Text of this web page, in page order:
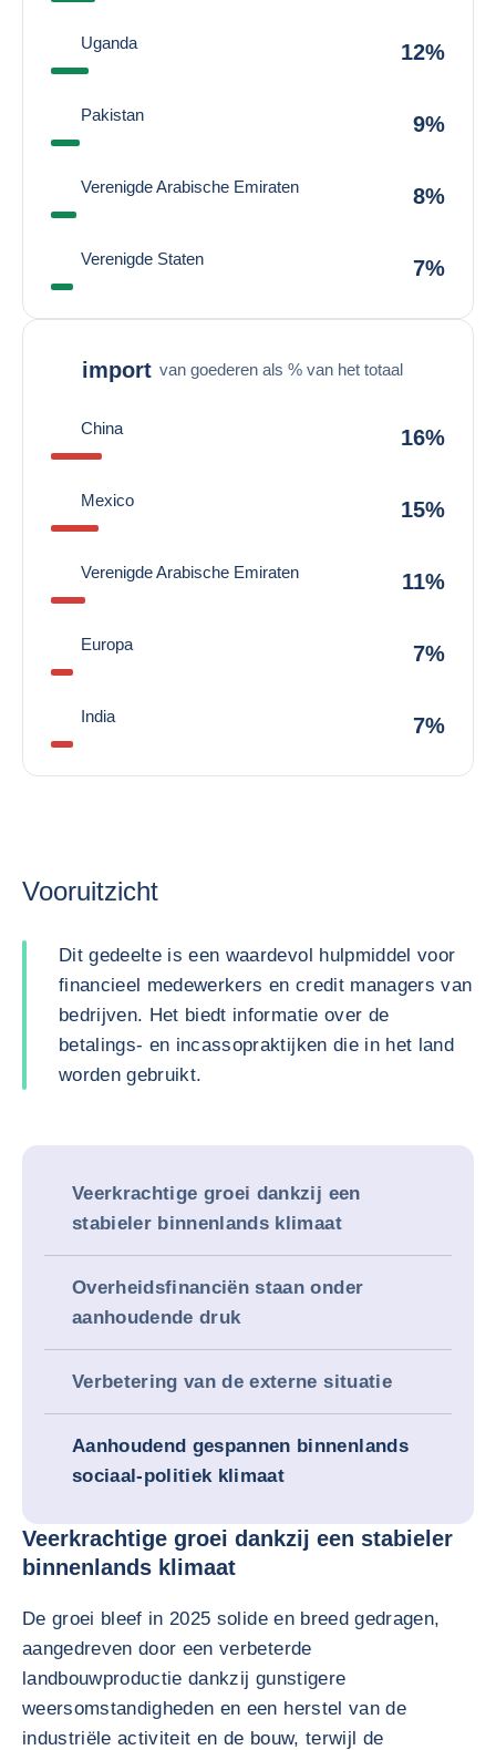
Uganda 12%
Pakistan 9%
Verenigde Arabische Emiraten 8%
Verenigde Staten 7%
import van goederen als % van het totaal
China 16%
Mexico 15%
Verenigde Arabische Emiraten 11%
Europa 7%
India 7%
Vooruitzicht
Dit gedeelte is een waardevol hulpmiddel voor
financieel medewerkers en credit managers van
bedrijven. Het biedt informatie over de
betalings- en incassopraktijken die in het land
worden gebruikt.
Veerkrachtige groei dankzij een
stabieler binnenlands klimaat
Overheidsfinanciën staan onder
aanhoudende druk
Verbetering van de externe situatie
Aanhoudend gespannen binnenlands
sociaal-politiek klimaat
Veerkrachtige groei dankzij een stabieler
binnenlands klimaat
De groei bleef in 2025 solide en breed gedragen,
aangedreven door een verbeterde
landbouwproductie dankzij gunstigere
weersomstandigheden en een herstel van de
industriële activiteit en de bouw, terwijl de